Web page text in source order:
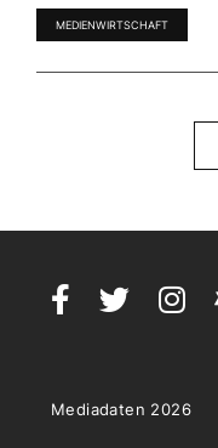
MEDIENWIRTSCHAFT
Mediadaten 2026